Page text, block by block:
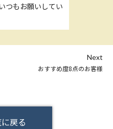
つもお願いしてい
戻る
Next
おすすめ度8点のお客様